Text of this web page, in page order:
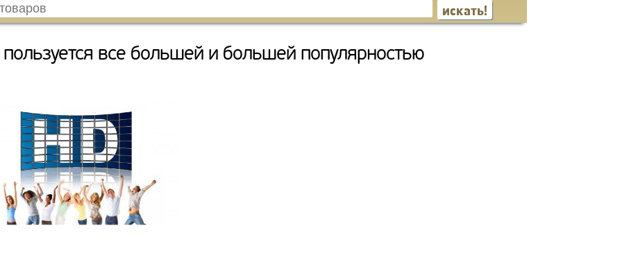
пользуется все большей и большей популярностью